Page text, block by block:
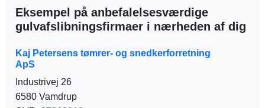
Eksempel på anbefalelsesværdige
gulvafslibningsfirmaer i nærheden af dig
Kaj Petersens tømrer- og snedkerforretning
ApS
Industrivej 26
6580 Vamdrup